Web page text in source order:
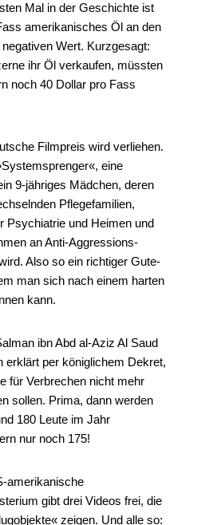
Mal in der Geschichte ist
amerikanisches Öl an den
Wert. Kurzgesagt:
ihr Öl verkaufen, müssten
noch 40 Dollar pro Fass
Filmpreis wird verliehen.
eine
9-jähriges Mädchen, deren
Pflegefamilien,
Psychiatrie und Heimen und
an Anti-Aggressions-
Also so ein richtiger Gute-
man sich nach einem harten
kann.
ibn Abd al-Aziz Al Saud
erklärt per königlichem Dekret,
für Verbrechen nicht mehr
sollen. Prima, dann werden
180 Leute im Jahr
nur noch 175!
amerikanische
gibt drei Videos frei, die
zeigen. Und alle so: